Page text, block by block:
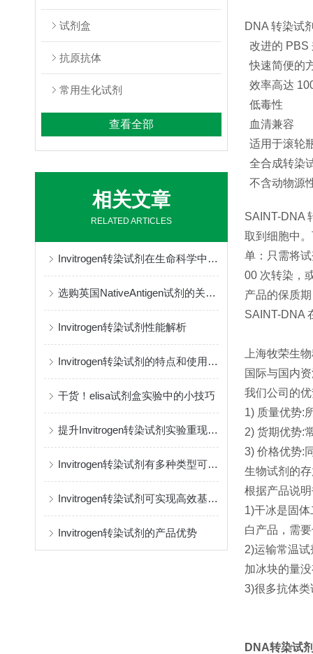
试剂盒
抗原抗体
常用生化试剂
查看全部
相关文章
RELATED ARTICLES
Invitrogen转染试剂在生命科学中的多重应用
选购英国NativeAntigen试剂的关键要点
Invitrogen转染试剂性能解析
Invitrogen转染试剂的特点和使用方法
干货！elisa试剂盒实验中的小技巧
提升Invitrogen转染试剂实验重现性，理清容易被忽略的实验变量
Invitrogen转染试剂有多种类型可供选择
Invitrogen转染试剂可实现高效基因转染
Invitrogen转染试剂的产品优势
DNA 转染试
改进的 PBS
快速简便的
效率高达
低毒性
血清兼容
适用于滚轮
全合成转染
不含动物源
SAINT-DNA
取到细胞中
单：只需将
00 次转染，
产品的保质期
SAINT-DNA
上海牧荣生
国际与国内
我们公司的
1) 质量优势:
2) 货期优势:
3) 价格优势:
生物试剂的
根据产品说
1)干冰是固
白产品，需
2)运输常温
加冰块的量
3)很多抗体
DNA转染试